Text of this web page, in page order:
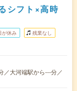
シフト×高時
が休み 残業なし
／大河端駅から---分／